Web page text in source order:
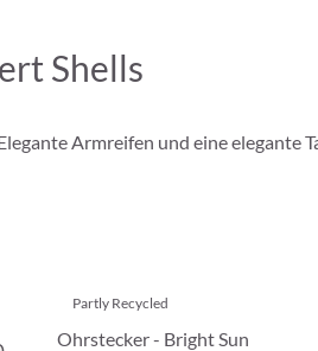
Shells
Armreifen und eine elegante
Partly Recycled
Ohrstecker - Bright Sun